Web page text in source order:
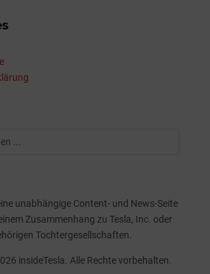
unabhängige Content- und News-Seite
Zusammenhang zu Tesla, Inc. oder
Tochtergesellschaften.
insideTesla. Alle Rechte vorbehalten.